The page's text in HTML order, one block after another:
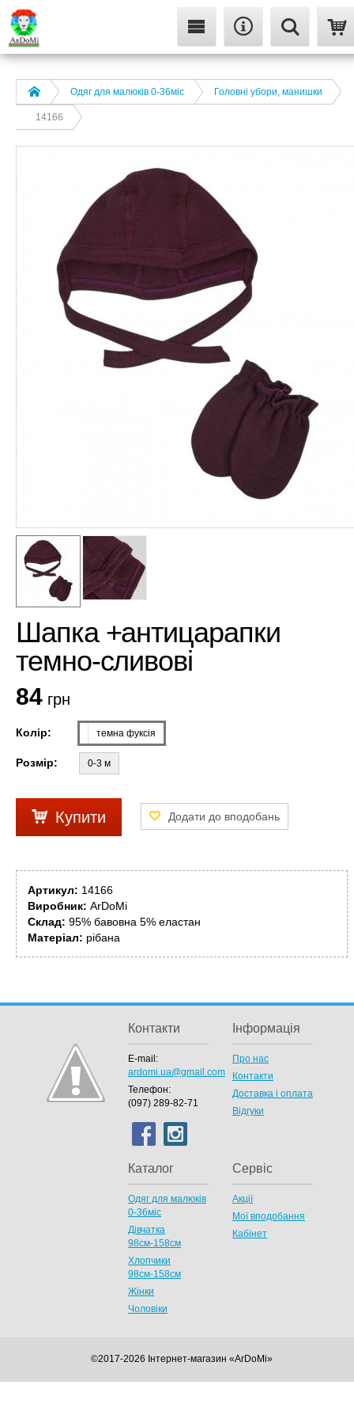
Одяг для малюків 0-36міс Головні убори, манишки
14166
Шапка +антицарапки
темно-сливові
84 грн
Колір: темна фуксія
Розмір: 0-3 м
Купити
Артикул: 14166
Виробник: ArDoMi
Склад: 95% бавовна 5% еластан
Матеріал: рібана
Контакти
E-mail:
ardomi.ua@gmail.com
Телефон:
(097) 289-82-71
Інформація
Про нас
Контакти
Доставка і оплата
Відгуки
Каталог
Одяг для малюків
0-36міс
Дівчатка
98cм-158см
Хлопчики
98см-158см
Жінки
Чоловіки
Сервіс
Акції
Мої вподобання
Кабінет
©2017-2026 Інтернет-магазин «ArDoMi»